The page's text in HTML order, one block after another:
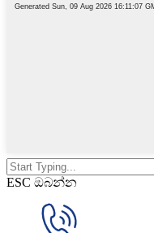
ESC ඔබන්න